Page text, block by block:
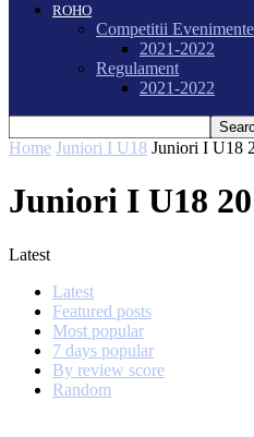
ROHO
Competitii Evenimente
2021-2022
Regulament
2021-2022
Home Juniori I U18 Juniori I U18
Juniori I U18
Latest
Latest
Featured posts
Most popular
7 days popular
By review score
Random